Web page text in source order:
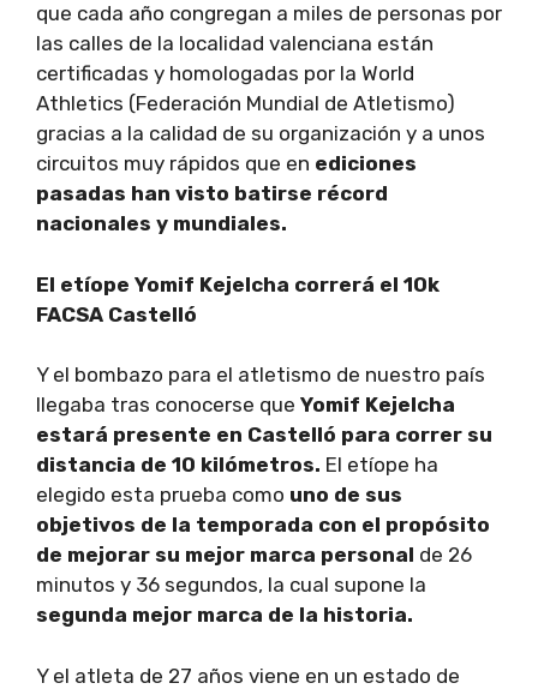
que cada año congregan a miles de personas por
las calles de la localidad valenciana están
certificadas y homologadas por la World
Athletics (Federación Mundial de Atletismo)
gracias a la calidad de su organización y a unos
circuitos muy rápidos que en ediciones
pasadas han visto batirse récord
nacionales y mundiales.
El etíope Yomif Kejelcha correrá el 10k
FACSA Castelló
Y el bombazo para el atletismo de nuestro país
llegaba tras conocerse que Yomif Kejelcha
estará presente en Castelló para correr su
distancia de 10 kilómetros. El etíope ha
elegido esta prueba como uno de sus
objetivos de la temporada con el propósito
de mejorar su mejor marca personal de 26
minutos y 36 segundos, la cual supone la
segunda mejor marca de la historia.
Y el atleta de 27 años viene en un estado de